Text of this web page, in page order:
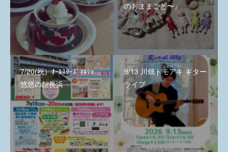
のおままごと〜』
7/20(祝）ｵｰﾙｽﾀｰｽﾞﾏﾙｼｪ
悠悠の館長浜
9/13 川畑トモアキ ギター
ライブ